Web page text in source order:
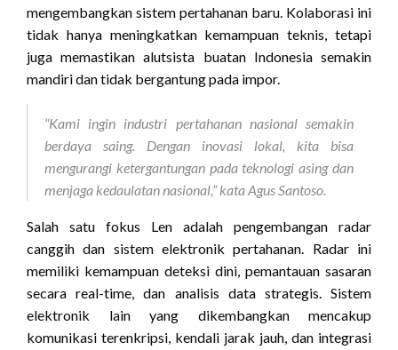
mengembangkan sistem pertahanan baru. Kolaborasi ini
tidak hanya meningkatkan kemampuan teknis, tetapi
juga memastikan alutsista buatan Indonesia semakin
mandiri dan tidak bergantung pada impor.
“Kami ingin industri pertahanan nasional semakin
berdaya saing. Dengan inovasi lokal, kita bisa
mengurangi ketergantungan pada teknologi asing dan
menjaga kedaulatan nasional,” kata Agus Santoso.
Salah satu fokus Len adalah pengembangan radar
canggih dan sistem elektronik pertahanan. Radar ini
memiliki kemampuan deteksi dini, pemantauan sasaran
secara real-time, dan analisis data strategis. Sistem
elektronik lain yang dikembangkan mencakup
komunikasi terenkripsi, kendali jarak jauh, dan integrasi